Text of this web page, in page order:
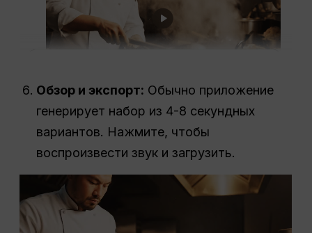
Обзор и экспорт: Обычно приложение
генерирует набор из 4-8 секундных
вариантов. Нажмите, чтобы
воспроизвести звук и загрузить.